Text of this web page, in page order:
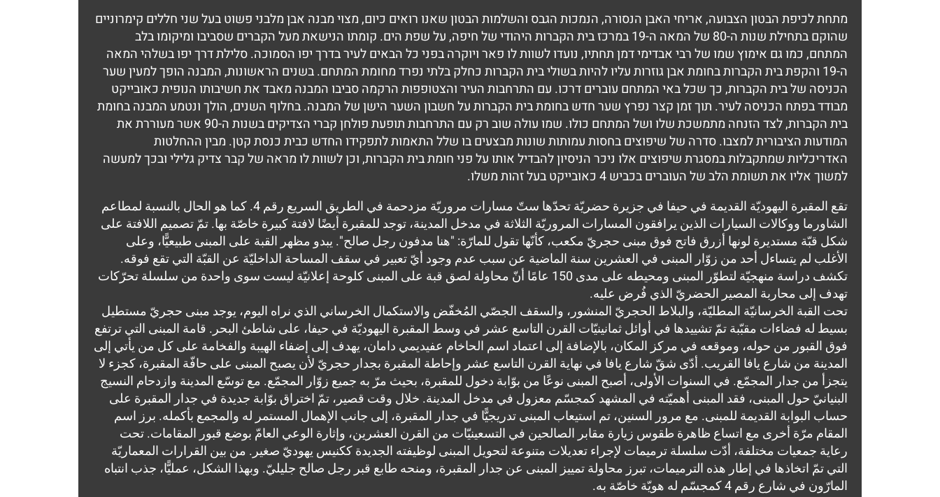
מתחת לכיפת הבטון הצבועה, אריחי האבן הנסורה, הנמכות הגבס והשלמות הבטון שאנו רואים כיום, מצוי מבנה אבן מלבני פשוט בעל שני חללים קימרוניים
שהוקם בתחילת שנות ה-80 של המאה ה-19 במרכז בית הקברות היהודי של חיפה, על שפת הים. קומתו הנישאת מעל הקברים שסביבו ומיקומו בלב
המתחם, כמו גם אימוץ שמו של רבי אבדימי דמן תחתיו, נועדו לשוות לו פאר ויוקרה בפני כל הבאים לעיר בדרך יפו הסמוכה. סלילת דרך יפו בשלהי המאה
ה-19 והקפת בית הקברות בחומת אבן גוזרות עליו להיות בשולי בית הקברות כחלק בלתי נפרד מחומת המתחם. בשנים הראשונות, המבנה הופך למעין שער
הכניסה של בית הקברות, כך שכל באי המתחם עוברים דרכו. עם התרחבות העיר והצטופפות הרקמה סביבו המבנה מאבד את חשיבותו הנופית כאובייקט
מבודד בפתח הכניסה לעיר. תוך זמן קצר נפרץ שער חדש בחומת בית הקברות על חשבון השער הישן של המבנה. בחלוף השנים, הולך ונטמע המבנה בחומת
בית הקברות, לצד הזנחה מתמשכת שלו ושל המתחם כולו. שמו עולה שוב רק עם התרחבות תופעת פולחן קברי הצדיקים בשנות ה-90 אשר מעוררת את
המודעות הציבורית למצבו. סדרה של שיפוצים בחסות עמותות שונות מבצעים בו שלל התאמות לתפקידו החדש כבית כנסת קטן. מבין ההחלטות
האדריכליות שמתקבלות במסגרת שיפוצים אלו ניכר הניסיון להבדיל אותו על פני חומת בית הקברות, וכן לשוות לו מראה של קבר צדיק גלילי ובכך למעשה
למשוך אליו את תשומת הלב של העוברים בכביש 4 כאובייקט בעל זהות משלו.
تقع المقبرة اليهوديّة القديمة في حيفا في جزيرة حضريّة تحدّها ستّ مسارات مروريّة مزدحمة في الطريق السريع رقم 4. كما هو الحال بالنسبة لمطاعم
الشاورما ووكالات السيارات الذين يرافقون المسارات المروريّة الثلاثة في مدخل المدينة، توجد للمقبرة أيضًا لافتة كبيرة خاصّة بها. تمّ تصميم اللافتة على
شكل قبّة مستديرة لونها أزرق فاتح فوق مبنى حجريّ مكعب، كأنّها تقول للمارّة: "هنا مدفون رجل صالح". يبدو مظهر القبة على المبنى طبيعيًّا، وعلى
الأغلب لم يتساءل أحد من زوّار المبنى في العشرين سنة الماضية عن سبب عدم وجود أيّ تعبير في سقف المساحة الداخليّة عن القبّة التي تقع فوقه.
تكشف دراسة منهجيّة لتطوّر المبنى ومحيطه على مدى 150 عامًا أنّ محاولة لصق قبة على المبنى كلوحة إعلانيّة ليست سوى واحدة من سلسلة تحرّكات
تهدف إلى محاربة المصير الحضريّ الذي فُرض عليه.
تحت القبة الخرسانيّة المطليّة، والبلاط الحجريّ المنشور، والسقف الجصّي المُخفّض والاستكمال الخرساني الذي نراه اليوم، يوجد مبنى حجريّ مستطيل
بسيط له فضاءات مقبّبة تمّ تشييدها في أوائل ثمانينيّات القرن التاسع عشر في وسط المقبرة اليهوديّة في حيفا، على شاطئ البحر. قامة المبنى التي ترتفع
فوق القبور من حوله، وموقعه في مركز المكان، بالإضافة إلى اعتماد اسم الحاخام عفيديمي دامان، يهدف إلى إضفاء الهيبة والفخامة على كل من يأتي إلى
المدينة من شارع يافا القريب. أدّى شقّ شارع يافا في نهاية القرن التاسع عشر وإحاطة المقبرة بجدار حجريّ لأن يصبح المبنى على حافّة المقبرة، كجزء لا
يتجزأ من جدار المجمّع. في السنوات الأولى، أصبح المبنى نوعًا من بوّابة دخول للمقبرة، بحيث مرّ به جميع زوّار المجمّع. مع توسّع المدينة وازدحام النسيج
البنيانيّ حول المبنى، فقد المبنى أهميّته في المشهد كمجسّم معزول في مدخل المدينة. خلال وقت قصير، تمّ اختراق بوّابة جديدة في جدار المقبرة على
حساب البوابة القديمة للمبنى. مع مرور السنين، تم استيعاب المبنى تدريجيًّا في جدار المقبرة، إلى جانب الإهمال المستمر له والمجمع بأكمله. برز اسم
المقام مرّة أخرى مع اتساع ظاهرة طقوس زيارة مقابر الصالحين في التسعينيّات من القرن العشرين، وإثارة الوعي العامّ بوضع قبور المقامات. تحت
رعاية جمعيات مختلفة، أدّت سلسلة ترميمات لإجراء تعديلات متنوعة لتحويل المبنى لوظيفته الجديدة ككنيس يهوديّ صغير. من بين القرارات المعماريّة
التي تمّ اتخاذها في إطار هذه الترميمات، تبرز محاولة تمييز المبنى عن جدار المقبرة، ومنحه طابع قبر رجل صالح جليليّ. وبهذا الشكل، عمليًّا، جذب انتباه
المارّون في شارع رقم 4 كمجسّم له هويّة خاصّة به.